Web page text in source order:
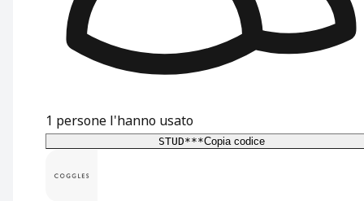
1 persone l'hanno usato
STUD***Copia codice